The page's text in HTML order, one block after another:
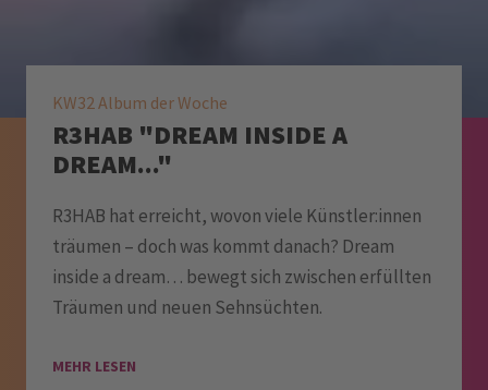
KW32 Album der Woche
R3HAB "DREAM INSIDE A
DREAM..."
R3HAB hat erreicht, wovon viele Künstler:innen
träumen – doch was kommt danach? Dream
inside a dream… bewegt sich zwischen erfüllten
Träumen und neuen Sehnsüchten.
MEHR LESEN